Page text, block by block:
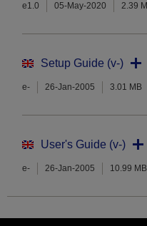
e1.0 05-May-2020 2.39
Setup Guide (v-)
e- 26-Jan-2005 3.01 MB
User's Guide (v-)
e- 26-Jan-2005 10.99 MB